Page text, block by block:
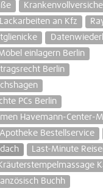
Lackarbeiten an Kfz
einlagern Berlin
Berlin
PCs Berlin
Havemann-Center-
Apotheke Bestellservice
Last-Minute
Buchh